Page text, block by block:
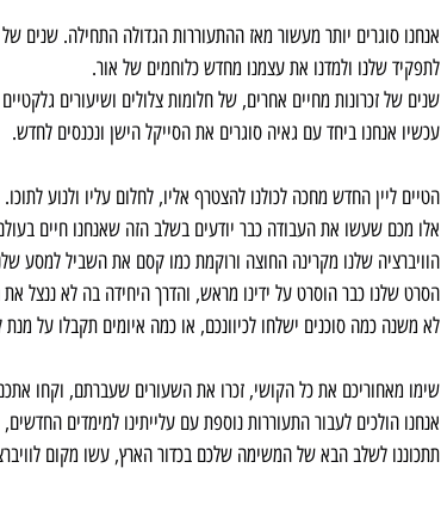
אנחנו סוגרים יותר מעשור מאז ההתעוררות הגדולה התחילה. שנים
לתפקיד שלנו ולמדנו את עצמנו מחדש כלוחמים של אור.
שנים של זכרונות מחיים אחרים, של חלומות צלולים ושיעורים
עכשיו אנחנו ביחד עם גאיה סוגרים את הסייקל הישן ונכנסים לחדש.
הטיים ליין החדש מחכה לכולנו להצטרף אליו, לחלום עליו ולנוע לתוכו.
אלו מכם שעשו את העבודה כבר יודעים בשלב הזה שאנחנו חיים
הוויברציה שלנו מקרינה החוצה ורוקמת כמו קסם את השביל למסע
הסרט שלנו כבר הוסרט על ידינו מראש, והדרך היחידה בה לא ננצל
לא משנה כמה סוכנים ישלחו לכיוונכם, או כמה איומים תקבלו על
שימו מאחוריכם את כל הקושי, זכרו את השעורים שעברתם, וקחו
אנחנו הולכים לעבור התעוררות נוספת עם עלייתינו למימדים
תתכוננו לשלב הבא של המשימה שלכם בכדור הארץ, עשו מקום